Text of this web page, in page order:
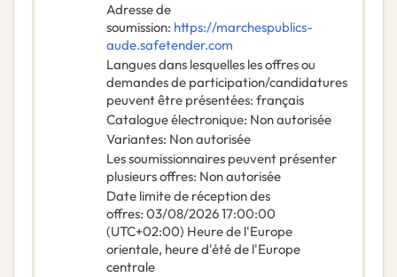
Adresse de
soumission: https://marchespublics-
aude.safetender.com
Langues dans lesquelles les offres ou
demandes de participation/candidatures
peuvent être présentées: français
Catalogue électronique: Non autorisée
Variantes: Non autorisée
Les soumissionnaires peuvent présenter
plusieurs offres: Non autorisée
Date limite de réception des
offres: 03/08/202617:00:00
(UTC+02:00) Heure de l'Europe
orientale, heure d'été de l'Europe
centrale